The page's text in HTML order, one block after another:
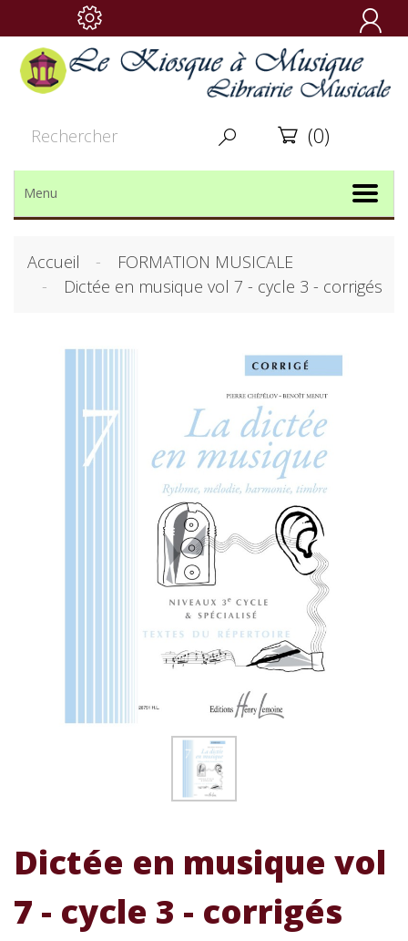

  (0)
Menu
Accueil
FORMATION MUSICALE
Dictée en musique vol 7 - cycle 3 - corrigés
Dictée en musique vol
7 - cycle 3 - corrigés